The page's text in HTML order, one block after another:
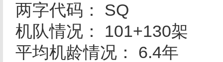
两字代码： SQ
机队情况： 101+130架
平均机龄情况： 6.4年